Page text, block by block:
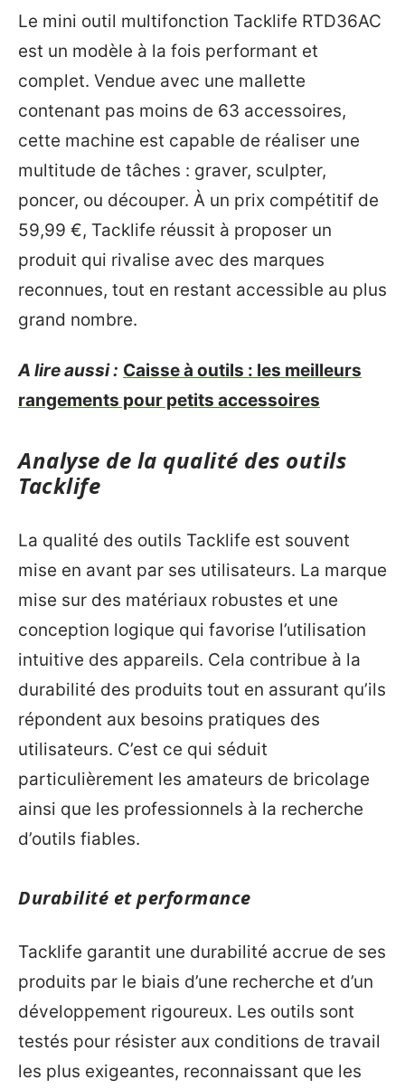
Le mini outil multifonction Tacklife RTD36AC
est un modèle à la fois performant et
complet. Vendue avec une mallette
contenant pas moins de 63 accessoires,
cette machine est capable de réaliser une
multitude de tâches : graver, sculpter,
poncer, ou découper. À un prix compétitif de
59,99 €, Tacklife réussit à proposer un
produit qui rivalise avec des marques
reconnues, tout en restant accessible au plus
grand nombre.
A lire aussi : Caisse à outils : les meilleurs
rangements pour petits accessoires
Analyse de la qualité des outils
Tacklife
La qualité des outils Tacklife est souvent
mise en avant par ses utilisateurs. La marque
mise sur des matériaux robustes et une
conception logique qui favorise l’utilisation
intuitive des appareils. Cela contribue à la
durabilité des produits tout en assurant qu’ils
répondent aux besoins pratiques des
utilisateurs. C’est ce qui séduit
particulièrement les amateurs de bricolage
ainsi que les professionnels à la recherche
d’outils fiables.
Durabilité et performance
Tacklife garantit une durabilité accrue de ses
produits par le biais d’une recherche et d’un
développement rigoureux. Les outils sont
testés pour résister aux conditions de travail
les plus exigeantes, reconnaissant que les